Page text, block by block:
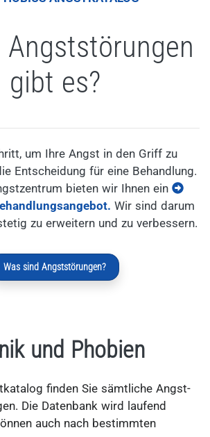
Angststörungen
gibt es?
um Ihre Angst in den Griff zu
Entscheidung für eine Behandlung.
bieten wir Ihnen ein
Wir sind darum
zu erweitern und zu verbessern.
Was sind Angststörungen?
und Phobien
finden Sie sämtliche Angst-
Die Datenbank wird laufend
auch nach bestimmten